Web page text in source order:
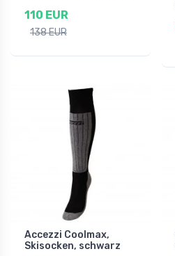
110 EUR
138 EUR
Accezzi Coolmax,
Skisocken, schwarz